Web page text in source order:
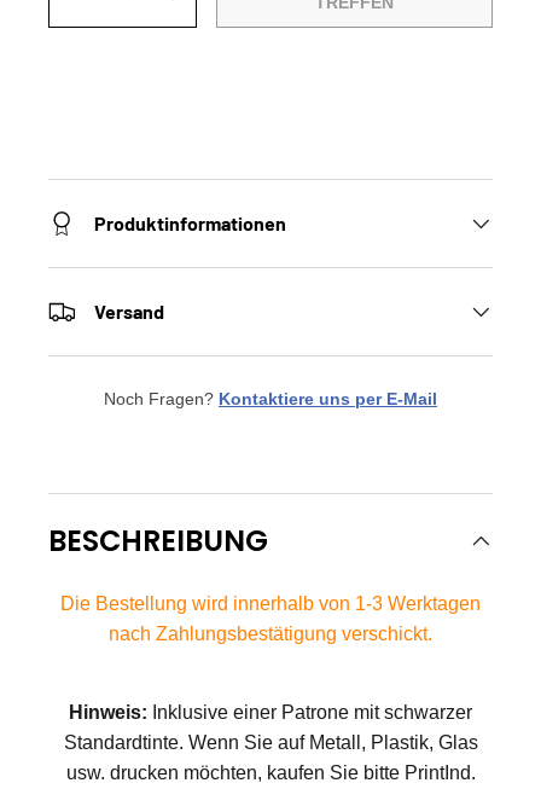
Produktinformationen
Versand
Noch Fragen? Kontaktiere uns per E-Mail
BESCHREIBUNG
Die Bestellung wird innerhalb von 1-3 Werktagen
nach Zahlungsbestätigung verschickt.
Hinweis: Inklusive einer Patrone mit schwarzer
Standardtinte. Wenn Sie auf Metall, Plastik, Glas
usw. drucken möchten, kaufen Sie bitte PrintInd.